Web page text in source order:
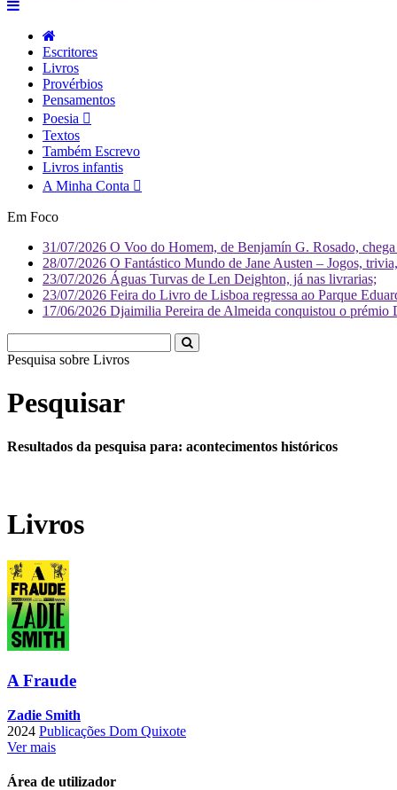
Escritores
Livros
Provérbios
Pensamentos
Poesia
Textos
Também Escrevo
Livros infantis
A Minha Conta
Em Foco
31/07/2026 O Voo do Homem, de Benjamín G. Rosado,
28/07/2026 O Fantástico Mundo de Jane Austen – Jogos,
23/07/2026 Águas Turvas de Len Deighton, já nas livrarias;
23/07/2026 Feira do Livro de Lisboa regressa ao Parque
17/06/2026 Djaimilia Pereira de Almeida conquistou o
Pesquisa sobre Liv
Pesquisar
Resultados da pesquisa para: acontecimentos históricos
Livros
A Fraude
Zadie Smith
2024 Publicações Dom Quixote
Ver mais
Área de utilizador